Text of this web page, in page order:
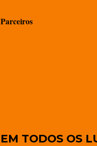
Parceiros
EM TODOS OS